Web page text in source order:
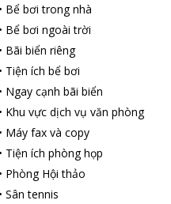
• Bể bơi trong nhà
• Bể bơi ngoài trời
• Bãi biển riêng
• Tiện ích bể bơi
• Ngay cạnh bãi biển
• Khu vực dịch vụ văn phòng
• Máy fax và copy
• Tiện ích phòng họp
• Phòng Hội thảo
• Sân tennis